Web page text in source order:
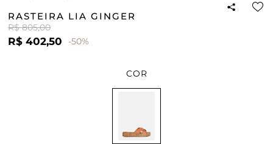
RASTEIRA LIA GINGER
R$ 805,00
R$ 402,50 -50%
COR